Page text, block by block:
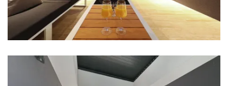
Wohnzimmer
Sofa
Sat TV